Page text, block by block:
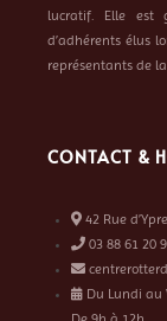
lucratif. Elle est
d’adhérents élus
représentants de
CONTACT &
42 Rue
03 88 61 20
Du Lundi au